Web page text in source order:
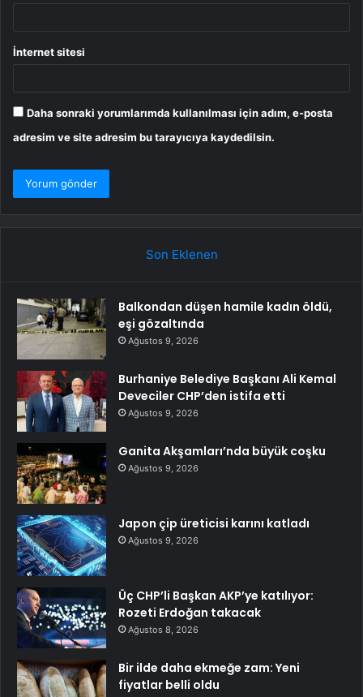
İnternet sitesi
Daha sonraki yorumlarımda kullanılması için adım, e-posta
adresim ve site adresim bu tarayıcıya kaydedilsin.
Son Eklenen
Balkondan düşen hamile kadın öldü,
eşi gözaltında
Ağustos 9, 2026
Burhaniye Belediye Başkanı Ali Kemal
Deveciler CHP’den istifa etti
Ağustos 9, 2026
Ganita Akşamları’nda büyük coşku
Ağustos 9, 2026
Japon çip üreticisi karını katladı
Ağustos 9, 2026
Üç CHP’li Başkan AKP’ye katılıyor:
Rozeti Erdoğan takacak
Ağustos 8, 2026
Bir ilde daha ekmeğe zam: Yeni
fiyatlar belli oldu